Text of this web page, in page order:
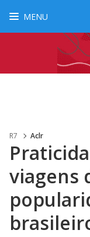
MENU
R7 Aclr
viagens